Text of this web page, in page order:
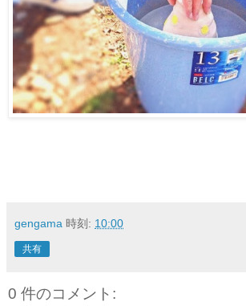
gengama 時刻: 10:00
共有
0 件のコメント: